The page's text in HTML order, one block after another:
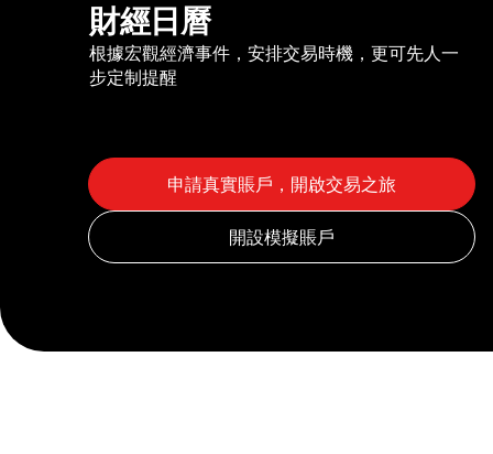
財經日曆
根據宏觀經濟事件，安排交易時機，更可先人一
步定制提醒